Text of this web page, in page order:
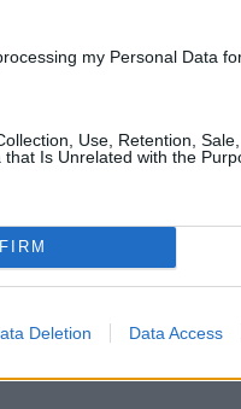
my Personal Data
Use, Retention,
Is Unrelated with the
Deletion Data Access